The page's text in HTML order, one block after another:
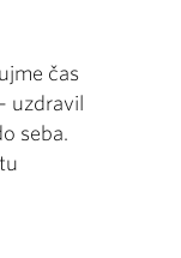
čas
uzdravil
seba.